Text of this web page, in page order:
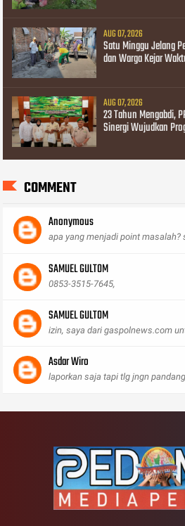
AUG 07, 2026
Satu Minggu Jelang
dan Warga Kejar
AUG 07, 2026
23 Tahun Mengabdi,
Sinergi Wujudkan
COMMENT
Anonymous
apa yang menjadi point masalah?
SAMUEL GULTOM
0853-3515-7645,
SAMUEL GULTOM
izin, saya dari gaspolnews.com
Asdar Wiro
laporkan saja tapi tlg jngn